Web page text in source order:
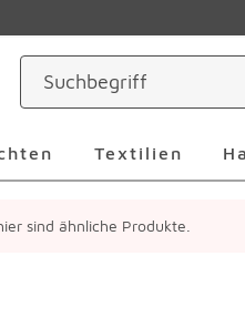
Textilien
sind ähnliche Produkte.